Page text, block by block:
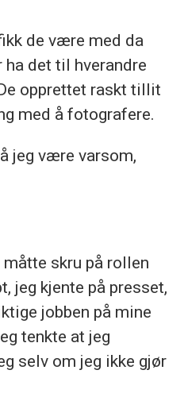
de være med da
det til hverandre
opprettet raskt tillit
med å fotografere.
jeg være varsom,
skru på rollen
jeg kjente på presset,
jobben på mine
tenkte at jeg
selv om jeg ikke gjør